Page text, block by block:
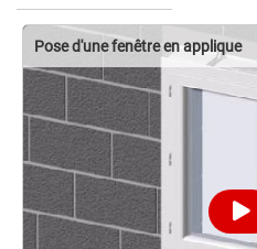
Pose d'une fenêtre en applique